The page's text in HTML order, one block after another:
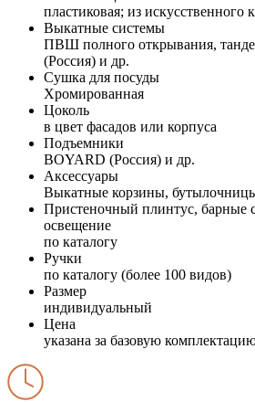
пластиковая; из искусственного
Выкатные системы
ПВШ полного открывания,
(Россия) и др.
Сушка для посуды
Хромированная
Цоколь
в цвет фасадов или корпуса
Подъемники
BOYARD (Россия) и др.
Аксессуары
Выкатные корзины,
Пристеночный плинтус, барные
освещение
по каталогу
Ручки
по каталогу (более 100 видов)
Размер
индивидуальный
Цена
указана за базовую